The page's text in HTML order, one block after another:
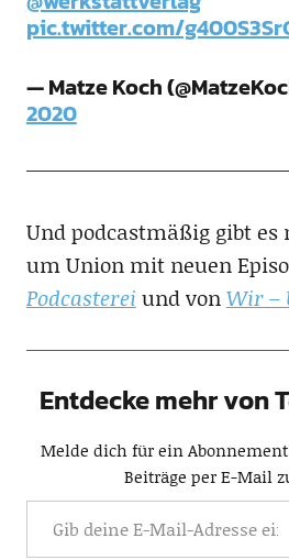
pic.twitter.com/
— Matze Koch
2020
Und podcastmäßig gibt
um Union mit neuen
Podcasterei und vonWir –
Entdecke mehr von
Melde dich für ein
Beiträge per E-Mail